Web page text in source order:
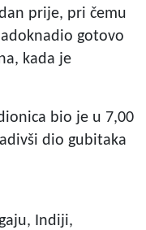
prije, pri čemu
gotovo
kada je
bio je u 7,00
dio gubitaka
Indiji,